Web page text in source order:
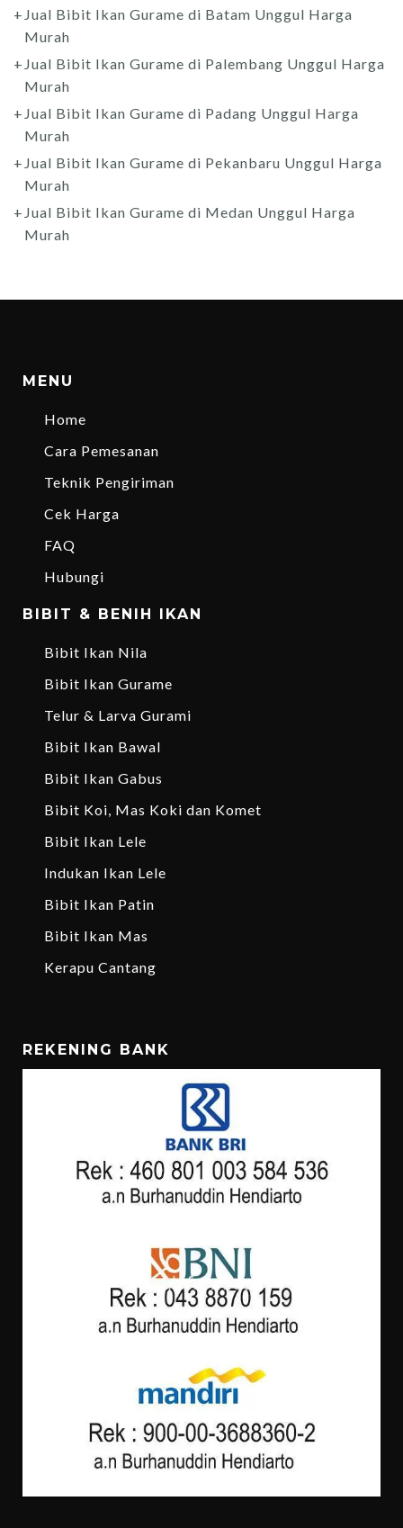
Jual Bibit Ikan Gurame di Batam Unggul Harga
Murah
Jual Bibit Ikan Gurame di Palembang Unggul Harga
Murah
Jual Bibit Ikan Gurame di Padang Unggul Harga
Murah
Jual Bibit Ikan Gurame di Pekanbaru Unggul Harga
Murah
Jual Bibit Ikan Gurame di Medan Unggul Harga
Murah
MENU
Home
Cara Pemesanan
Teknik Pengiriman
Cek Harga
FAQ
Hubungi
BIBIT & BENIH IKAN
Bibit Ikan Nila
Bibit Ikan Gurame
Telur & Larva Gurami
Bibit Ikan Bawal
Bibit Ikan Gabus
Bibit Koi, Mas Koki dan Komet
Bibit Ikan Lele
Indukan Ikan Lele
Bibit Ikan Patin
Bibit Ikan Mas
Kerapu Cantang
REKENING BANK